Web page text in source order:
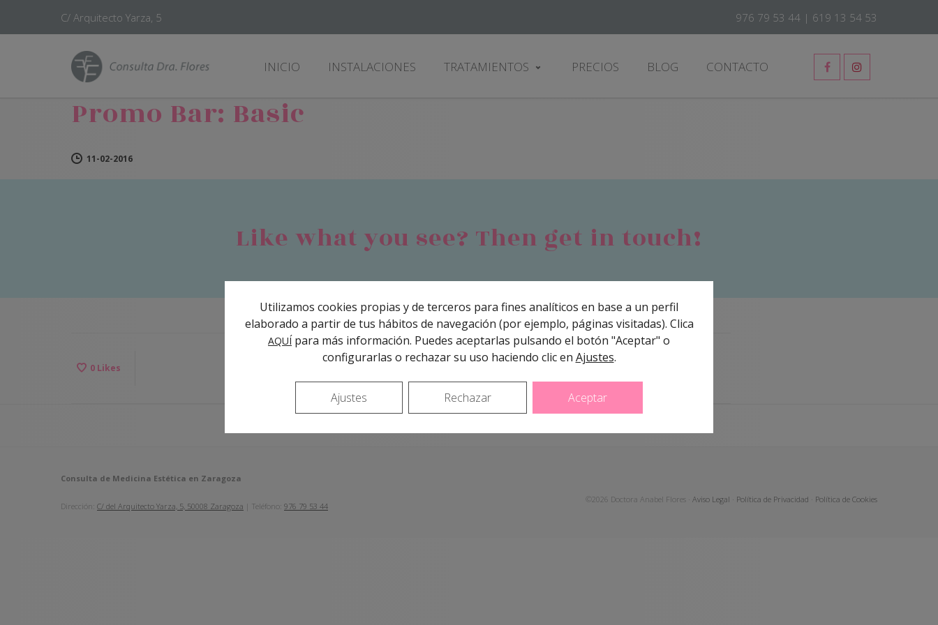
C/ Arquitecto Yarza, 5 976 79 53 44 | 619 13 54 53
INICIO INSTALACIONES TRATAMIENTOS PRECIOS BLOG CONTACTO
Promo Bar: Basic
11-02-2016
Like what you see? Then get in touch!
0 Likes
Consulta de Medicina Estética en Zaragoza
Dirección: C/ del Arquitecto Yarza, 5, 50008 Zaragoza | Teléfono: 976 79 53 44
©2026 Doctora Anabel Flores · Aviso Legal · Política de Privacidad · Política de Cookies
Utilizamos cookies propias y de terceros para fines analíticos en base a un perfil
elaborado a partir de tus hábitos de navegación (por ejemplo, páginas visitadas). Clica
AQUÍpara más información. Puedes aceptarlas pulsando el botón "Aceptar" o
configurarlas o rechazar su uso haciendo clic en Ajustes.
Aceptar
Rechazar
Ajustes